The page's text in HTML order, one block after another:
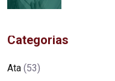
Categorias
Ata (53)